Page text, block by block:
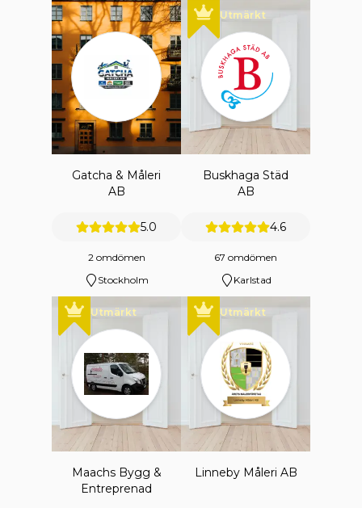
Gatcha & Måleri
AB
5.0
2 omdömen
Stockholm
Utmärkt
Buskhaga Städ
AB
4.6
67 omdömen
Karlstad
Utmärkt
Maachs Bygg &
Entreprenad
Utmärkt
Linneby Måleri AB